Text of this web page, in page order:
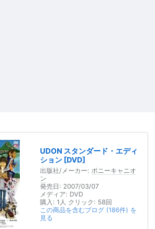
UDON スタンダード・エディ
ション [DVD]
出版社/メーカー: ポニーキャニオ
ン
発売日: 2007/03/07
メディア: DVD
購入: 1人 クリック: 58回
この商品を含むブログ (186件) を
見る